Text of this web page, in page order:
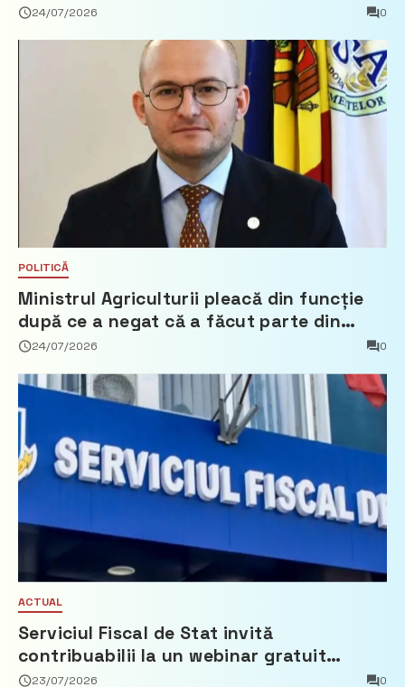
24/07/2026 0
POLITICĂ
Ministrul Agriculturii pleacă din funcție
după ce a negat că a făcut parte din
Partidul Democrat
24/07/2026 0
ACTUAL
Serviciul Fiscal de Stat invită
contribuabilii la un webinar gratuit
privind calculul impozitului pe bunurile
23/07/2026 0